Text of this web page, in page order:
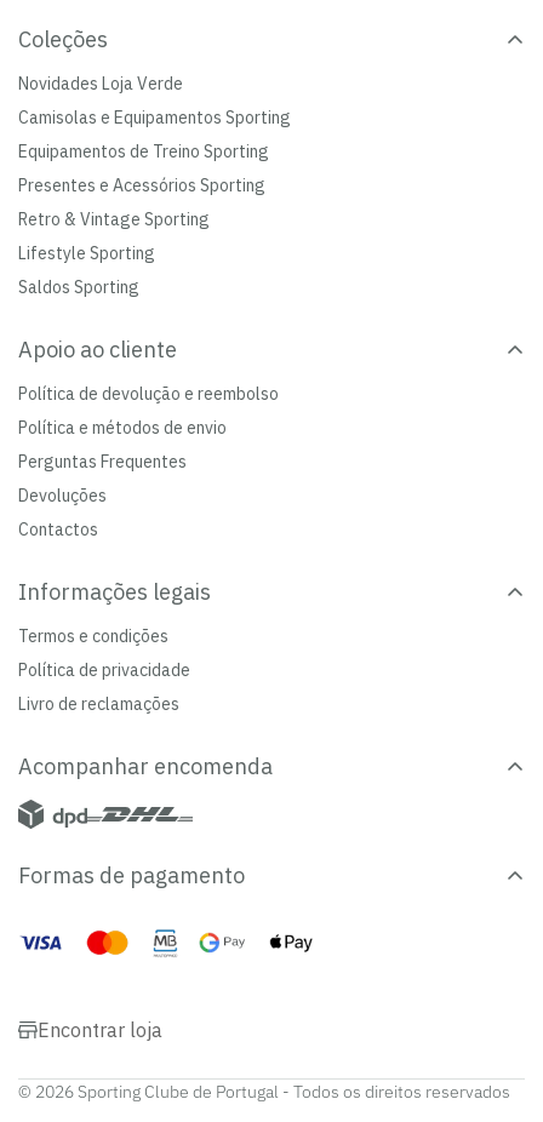
Coleções
Novidades Loja Verde
Camisolas e Equipamentos Sporting
Equipamentos de Treino Sporting
Presentes e Acessórios Sporting
Retro & Vintage Sporting
Lifestyle Sporting
Saldos Sporting
Apoio ao cliente
Política de devolução e reembolso
Política e métodos de envio
Perguntas Frequentes
Devoluções
Contactos
Informações legais
Termos e condições
Política de privacidade
Livro de reclamações
Acompanhar encomenda
Formas de pagamento
Encontrar loja
© 2026 Sporting Clube de Portugal - Todos os direitos reservados